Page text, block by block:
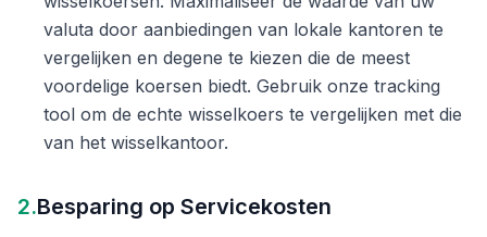
valuta door aanbiedingen van lokale kantoren te
vergelijken en degene te kiezen die de meest
voordelige koersen biedt. Gebruik onze tracking
tool om de echte wisselkoers te vergelijken met die
van het wisselkantoor.
2.Besparing op Servicekosten